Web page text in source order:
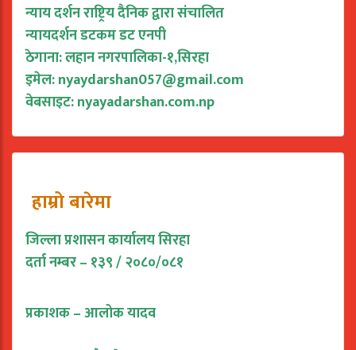
न्याय दर्शन राष्ट्रिय दैनिक द्वारा संचालित
न्यायदर्शन डटकम डट एनपी
ठेगाना: लहान नगरपालिका-१,सिरहा
इमेल:nyaydarshan057@gmail.com
वेबसाइट: nyayadarshan.com.np
हाम्रो बारेमा
जिल्ला प्रशासन कार्यालय सिरहा
दर्ता नम्बर – १३९ / २०८०/०८१
प्रकाशक – आलोक यादव